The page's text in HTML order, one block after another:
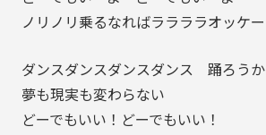
ノリノリ乗るなればララララオッケー
ダンスダンスダンスダンス 踊ろうか
夢も現実も変わらない
どーでもいい！どーでもいい！